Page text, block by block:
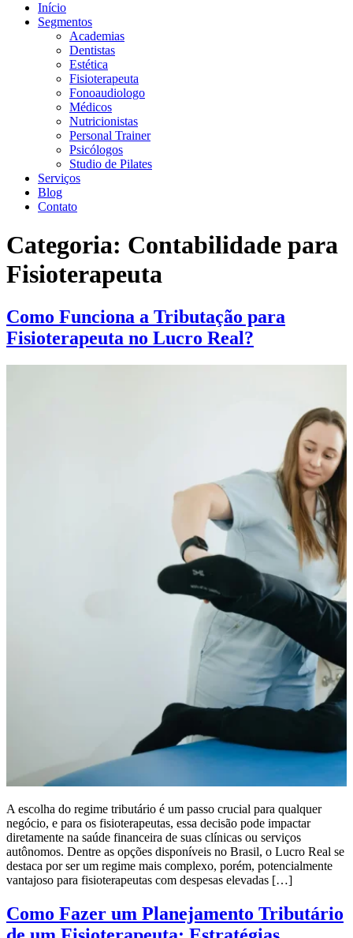
Início
Segmentos
Academias
Dentistas
Estética
Fisioterapeuta
Fonoaudiologo
Médicos
Nutricionistas
Personal Trainer
Psicólogos
Studio de Pilates
Serviços
Blog
Contato
Categoria: Contabilidade para
Fisioterapeuta
Como Funciona a Tributação para
Fisioterapeuta no Lucro Real?
A escolha do regime tributário é um passo crucial para qualquer
negócio, e para os fisioterapeutas, essa decisão pode impactar
diretamente na saúde financeira de suas clínicas ou serviços
autônomos. Dentre as opções disponíveis no Brasil, o Lucro Real se
destaca por ser um regime mais complexo, porém, potencialmente
vantajoso para fisioterapeutas com despesas elevadas […]
Como Fazer um Planejamento Tributário